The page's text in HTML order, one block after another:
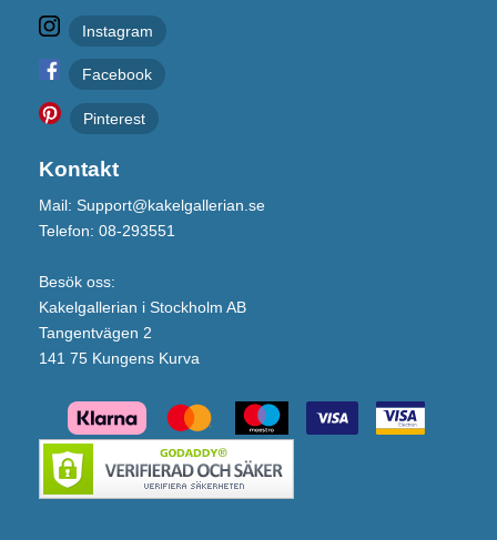
Instagram
Facebook
Pinterest
Kontakt
Mail: Support@kakelgallerian.se
Telefon: 08-293551
Besök oss:
Kakelgallerian i Stockholm AB
Tangentvägen 2
141 75 Kungens Kurva